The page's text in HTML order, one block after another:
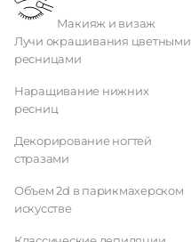
Макияж и визаж
Лучи окрашивания цветными
ресницами
Наращивание нижних
ресниц
Декорирование ногтей
стразами
Объем 2d в парикмахерском
искусстве